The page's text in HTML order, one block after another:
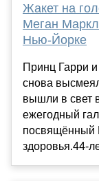
Жакет на
Меган
Нью-Йорке
Принц Гарри
снова
вышли в свет
ежегодный
посвящённый
здоровья.44-